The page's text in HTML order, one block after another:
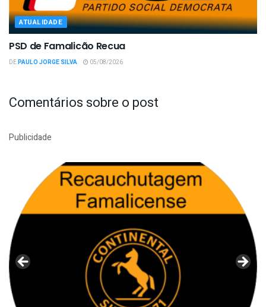
ATUALIDADE
PSD de Famalicão Recua
DEPAULO JORGE SILVA 05/08/2026
Comentários sobre o post
Publicidade